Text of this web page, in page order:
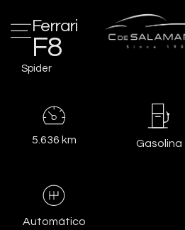
Ferrari
F8
Spider
5.636 km Gasolina
Automático